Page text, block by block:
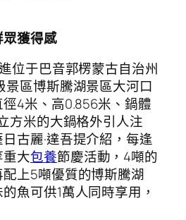
獲得感
位于巴音郭楞蒙古自治州
景區博斯騰湖景區大河口
4米、高0.856米、鍋體
方米的大鍋格外引人注
古麗·達吾提介紹，每逢
大包養節慶活動，4噸的
上5噸優質的博斯騰湖
魚可供1萬人同時享用，